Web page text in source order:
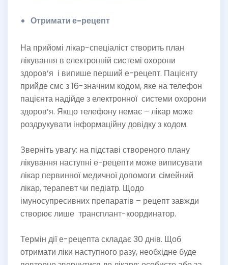
Отримати е-рецепт
На прийомі лікар-спеціаліст створить план
лікування в електронній системі охорони
здоров’я і випише перший е-рецепт. Пацієнту
прийде смс з 16-значним кодом, яке на телефон
пацієнта надійде з електронної системи охорони
здоров’я. Якщо телефону немає – лікар може
роздрукувати інформаційну довідку з кодом.
Зверніть увагу: на підставі створеного плану
лікування наступні е-рецепти може виписувати
лікар первинної медичної допомоги: сімейний
лікар, терапевт чи педіатр. Щодо
імуносупресивних препаратів – рецепт завжди
створює лише трансплант-координатор.
Термін дії е-рецепта складає 30 днів. Щоб
отримати ліки наступного разу, необхідне буде